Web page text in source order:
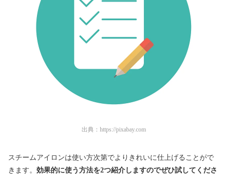
出典： https://pixabay.com
スチームアイロンは使い方次第でよりきれいに仕上げることがで
きます。 効果的に使う方法を2つ紹介しますのでぜひ試してくださ